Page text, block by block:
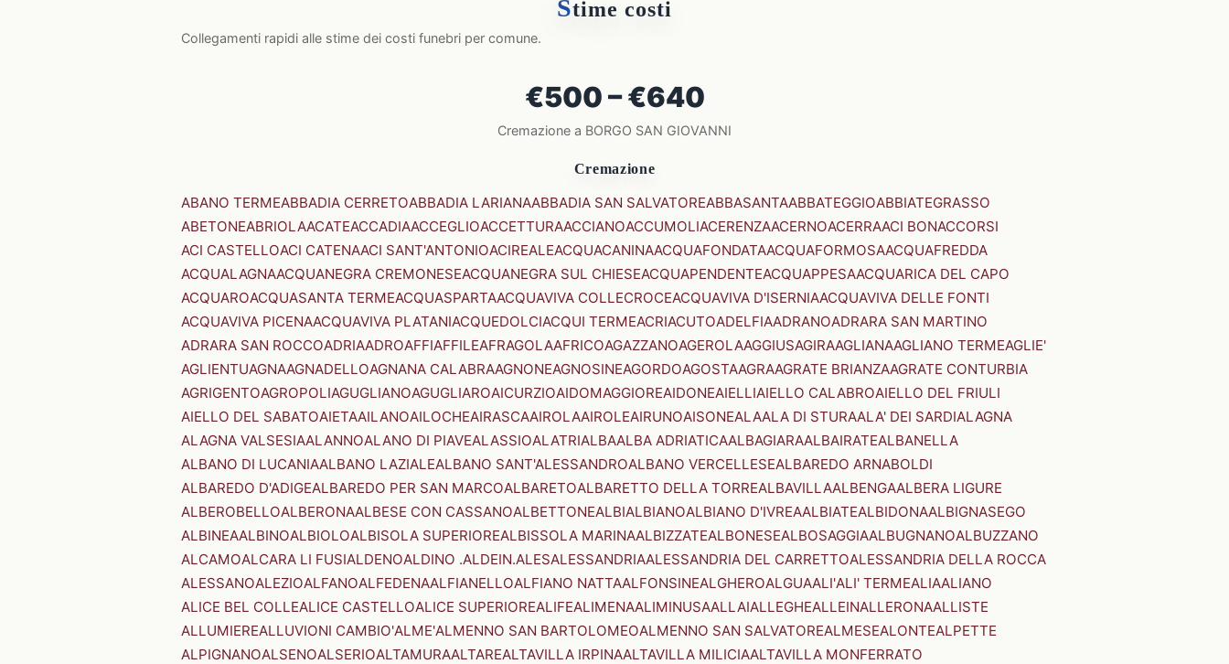
Stime costi
Collegamenti rapidi alle stime dei costi funebri per comune.
€500 – €640
Cremazione a BORGO SAN GIOVANNI
Cremazione
ABANO TERMEABBADIA CERRETOABBADIA LARIANAABBADIA SAN SALVATOREABBASANTAABBATEGGIOABBIATEGRASSO
ABETONEABRIOLAACATEACCADIAACCEGLIOACCETTURAACCIANOACCUMOLIACERENZAACERNOACERRAACI BONACCORSI
ACI CASTELLOACI CATENAACI SANT'ANTONIOACIREALEACQUACANINAACQUAFONDATAACQUAFORMOSAACQUAFREDDA
ACQUALAGNAACQUANEGRA CREMONESEACQUANEGRA SUL CHIESEACQUAPENDENTEACQUAPPESAACQUARICA DEL CAPO
ACQUAROACQUASANTA TERMEACQUASPARTAACQUAVIVA COLLECROCEACQUAVIVA D'ISERNIAACQUAVIVA DELLE FONTI
ACQUAVIVA PICENAACQUAVIVA PLATANIACQUEDOLCIACQUI TERMEACRIACUTOADELFIAADRANOADRARA SAN MARTINO
ADRARA SAN ROCCOADRIAADROAFFIAFFILEAFRAGOLAAFRICOAGAZZANOAGEROLAAGGIUSAGIRAAGLIANAAGLIANO TERMEAGLIE'
AGLIENTUAGNAAGNADELLOAGNANA CALABRAAGNONEAGNOSINEAGORDOAGOSTAAGRAAGRATE BRIANZAAGRATE CONTURBIA
AGRIGENTOAGROPOLIAGUGLIANOAGUGLIAROAICURZIOAIDOMAGGIOREAIDONEAIELLIAIELLO CALABROAIELLO DEL FRIULI
AIELLO DEL SABATOAIETAAILANOAILOCHEAIRASCAAIROLAAIROLEAIRUNOAISONEALAALA DI STURAALA' DEI SARDIALAGNA
ALAGNA VALSESIAALANNOALANO DI PIAVEALASSIOALATRIALBAALBA ADRIATICAALBAGIARAALBAIRATEALBANELLA
ALBANO DI LUCANIAALBANO LAZIALEALBANO SANT'ALESSANDROALBANO VERCELLESEALBAREDO ARNABOLDI
ALBAREDO D'ADIGEALBAREDO PER SAN MARCOALBARETOALBARETTO DELLA TORREALBAVILLAALBENGAALBERA LIGURE
ALBEROBELLOALBERONAALBESE CON CASSANOALBETTONEALBIALBIANOALBIANO D'IVREAALBIATEALBIDONAALBIGNASEGO
ALBINEAALBINOALBIOLOALBISOLA SUPERIOREALBISSOLA MARINAALBIZZATEALBONESEALBOSAGGIAALBUGNANOALBUZZANO
ALCAMOALCARA LI FUSIALDENOALDINO .ALDEIN.ALESALESSANDRIAALESSANDRIA DEL CARRETTOALESSANDRIA DELLA ROCCA
ALESSANOALEZIOALFANOALFEDENAALFIANELLOALFIANO NATTAALFONSINEALGHEROALGUAALI'ALI' TERMEALIAALIANO
ALICE BEL COLLEALICE CASTELLOALICE SUPERIOREALIFEALIMENAALIMINUSAALLAIALLEGHEALLEINALLERONAALLISTE
ALLUMIEREALLUVIONI CAMBIO'ALME'ALMENNO SAN BARTOLOMEOALMENNO SAN SALVATOREALMESEALONTEALPETTE
ALPIGNANOALSENOALSERIOALTAMURAALTAREALTAVILLA IRPINAALTAVILLA MILICIAALTAVILLA MONFERRATO